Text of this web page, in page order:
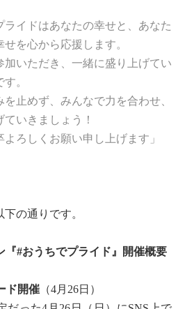
イドはあなたの幸せと、あなた
を心から応援します。
いただき、一緒に盛り上げてい
。
止めず、みんなで力を合わせ、
いきましょう！
ろしくお願い申し上げます」
の通りです。
『#おうちでプライド』開催概要
ド開催 （4月26日）